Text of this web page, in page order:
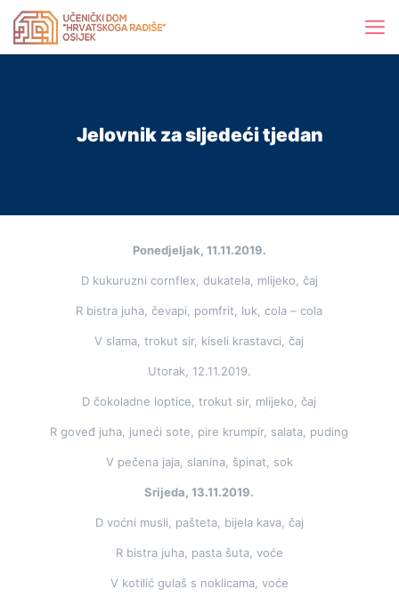
Jelovnik za sljedeći tjedan
Ponedjeljak, 11.11.2019.
D kukuruzni cornflex, dukatela, mlijeko, čaj
R bistra juha, čevapi, pomfrit, luk, cola – cola
V slama, trokut sir, kiseli krastavci, čaj
Utorak, 12.11.2019.
D čokoladne loptice, trokut sir, mlijeko, čaj
R goveđ juha, juneći sote, pire krumpir, salata, puding
V pečena jaja, slanina, špinat, sok
Srijeda, 13.11.2019.
D voćni musli, pašteta, bijela kava, čaj
R bistra juha, pasta šuta, voće
V kotilić gulaš s noklicama, voće